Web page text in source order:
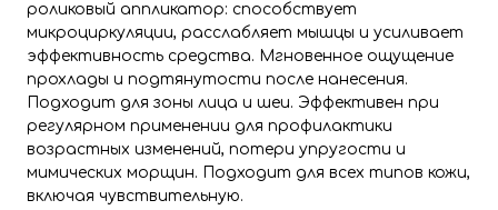
роликовый аппликатор: способствует
микроциркуляции, расслабляет мышцы и усиливает
эффективность средства. Мгновенное ощущение
прохлады и подтянутости после нанесения.
Подходит для зоны лица и шеи. Эффективен при
регулярном применении для профилактики
возрастных изменений, потери упругости и
мимических морщин. Подходит для всех типов кожи,
включая чувствительную.